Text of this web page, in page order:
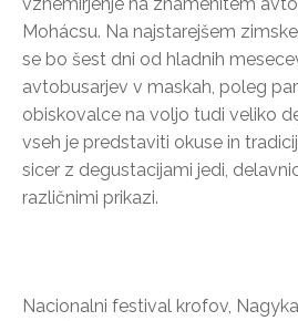
Mohácsu. Na najstarejšem
se bo šest dni od hladnih
avtobusarjev v maskah, poleg
obiskovalce na voljo tudi veliko
vseh je predstaviti okuse in
sicer z degustacijami jedi,
različnimi prikazi.
Nacionalni festival krofov,